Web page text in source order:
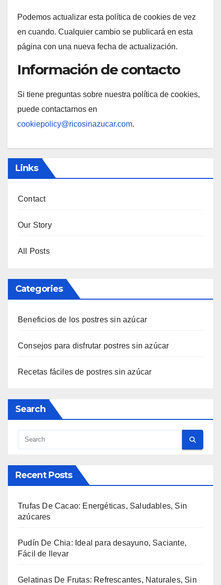
Podemos actualizar esta política de cookies de vez
en cuando. Cualquier cambio se publicará en esta
página con una nueva fecha de actualización.
Información de contacto
Si tiene preguntas sobre nuestra política de cookies,
puede contactarnos en
cookiepolicy@ricosinazucar.com.
Links
Contact
Our Story
All Posts
Categories
Beneficios de los postres sin azúcar
Consejos para disfrutar postres sin azúcar
Recetas fáciles de postres sin azúcar
Search
Recent Posts
Trufas De Cacao: Energéticas, Saludables, Sin
azúcares
Pudín De Chia: Ideal para desayuno, Saciante,
Fácil de llevar
Gelatinas De Frutas: Refrescantes, Naturales, Sin